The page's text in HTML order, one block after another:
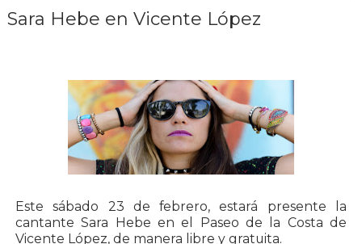
Sara Hebe en Vicente López
Este sábado 23 de febrero, estará presente la
cantante Sara Hebe en el Paseo de la Costa de
Vicente López, de manera libre y gratuita.